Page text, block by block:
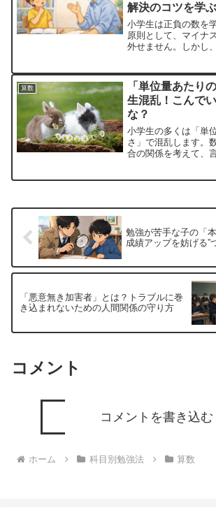
解決のコツを学ぶ
小学生は正負の数を
原則として、マイナ
外せません。しかし
算数
「単位量あたり
生混乱！こんで
な？
小学生の多くは「単
さ」で混乱します。
合の関係を考えて、
勉強が苦手な子の「
成績アップを妨げる”
「悪意無き加害者」とは？トラブルに巻
き込まれないための人間関係の守り方
コメント
コメントを書き込む
ホーム 科目別勉強法 算数